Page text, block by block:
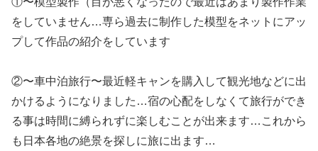
をしていません…専ら過去に制作した模型をネットにアッ
プして作品の紹介をしています
②〜車中泊旅行〜最近軽キャンを購入して観光地などに出
かけるようになりました…宿の心配をしなくて旅行ができ
る事は時間に縛られずに楽しむことが出来ます…これから
も日本各地の絶景を探しに旅に出ます…